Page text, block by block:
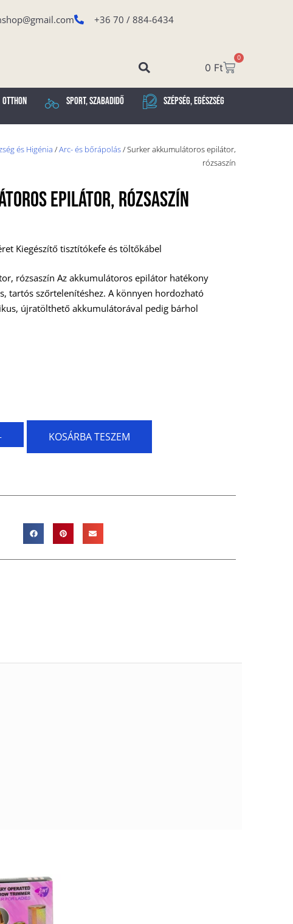
+36 70 / 884-6434
0 Ft
0
Otthon Sport, Szabadidő
Szépség, Egészség
és Higénia /Arc- és bőrápolás/ Surker akkumulátoros epilátor,
rózsaszín
Epilátor, Rózsaszín
Kiegészítő tisztítókefe és töltőkábel
rózsaszín Az akkumulátoros epilátor hatékony
tartós szőrtelenítéshez. A könnyen hordozható
újratölthető akkumulátorával pedig bárhol
KOSÁRBA TESZEM